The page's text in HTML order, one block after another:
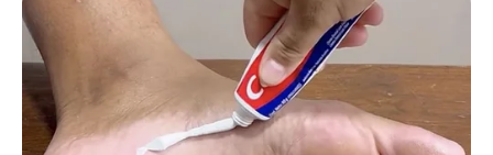
ΤΑ ΠΙΟ ΔΗΜΟΦΙΛΗ